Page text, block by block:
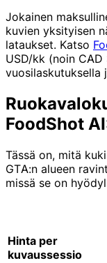
Jokainen
kuvien yksityisen
lataukset. Katso
USD/kk (noin
vuosilaskutuksella
FoodShot
Tässä on, mitä
GTA:n alueen
missä se on
Hinta per
kuvaussessio